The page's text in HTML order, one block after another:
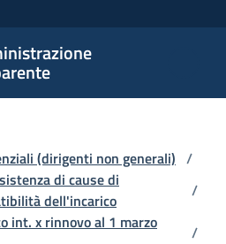
(dirigenti non generali) /
di cause di
dell'incarico
/
int. x rinnovo al 1 marzo
/